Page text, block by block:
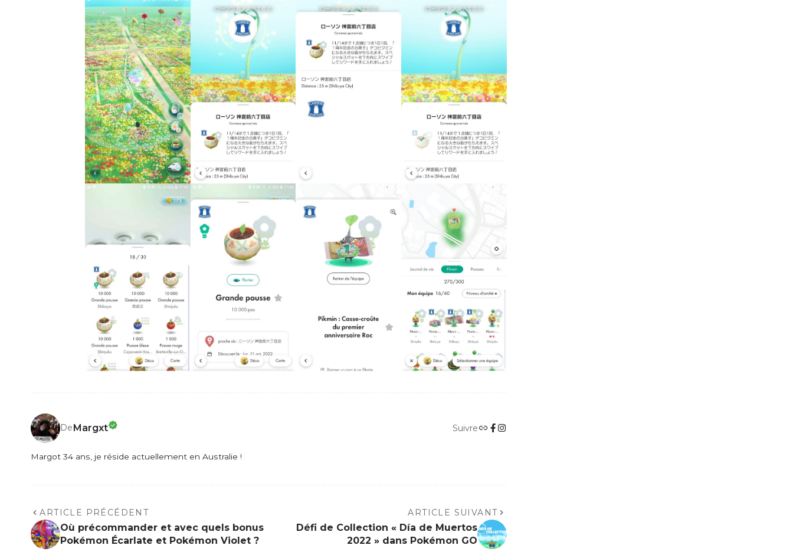
DeMargxt Suivre
Margot 34 ans, je réside actuellement en Australie !
ARTICLE PRÉCÉDENT
Où précommander et avec quels bonus
Pokémon Écarlate et Pokémon Violet ?
ARTICLE SUIVANT
Défi de Collection « Día de Muertos
2022 » dans Pokémon GO